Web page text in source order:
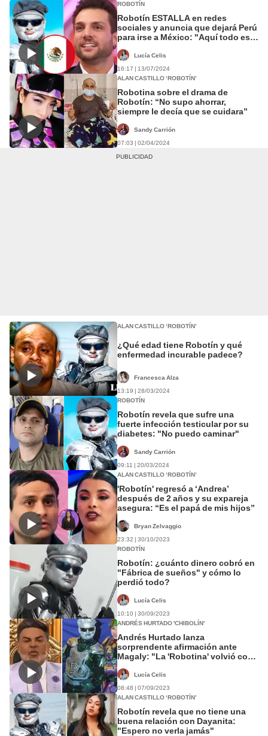
ROBOTÍN
Robotín ESTALLA en redes
sociales y anuncia que dejará Perú
para irse a México: "Aquí todo es
Lucía Celis
16:17 | 13/07/2024
ALAN CASTILLO ‘ROBOTÍN’
Robotina sobre el drama de
Robotín: “No supo ahorrar,
siempre le decía que se cuidara”
Sandy Carrión
07:03 | 02/04/2024
ALAN CASTILLO ‘ROBOTÍN’
¿Qué edad tiene Robotín y qué
enfermedad incurable padece?
Francesca Alza
13:19 | 28/03/2024
ROBOTÍN
Robotín revela que sufre una
fuerte infección testicular por su
diabetes: "No puedo caminar"
Sandy Carrión
09:11 | 20/03/2024
ALAN CASTILLO ‘ROBOTÍN’
'Robotín' regresó a ‘Andrea’
después de 2 años y su expareja
asegura: “Es el papá de mis hijos”
Bryan Zelvaggio
23:32 | 30/10/2023
ROBOTÍN
Robotín: ¿cuánto dinero cobró en
"Fábrica de sueños" y cómo lo
perdió todo?
Lucía Celis
10:10 | 30/09/2023
ANDRÉS HURTADO 'CHIBOLÍN'
Andrés Hurtado lanza
sorprendente afirmación ante
Magaly: "La 'Robotina' volvió con
Lucía Celis
08:48 | 07/09/2023
ALAN CASTILLO ‘ROBOTÍN’
Robotín revela que no tiene una
buena relación con Dayanita:
"Espero no verla jamás"